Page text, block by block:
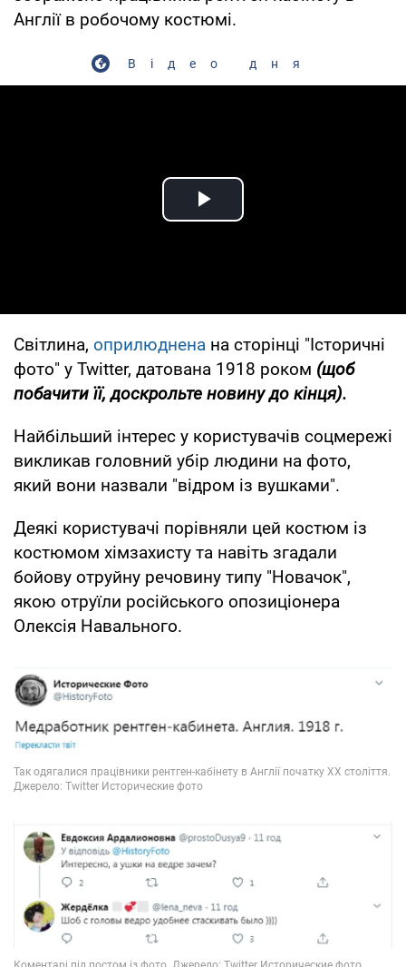
Англії в робочому костюмі.
Відео дня
Play Video
Світлина, оприлюднена на сторінці "Історичні
фото" у Twitter, датована 1918 роком (щоб
побачити її, доскрольте новину до кінця).
Найбільший інтерес у користувачів соцмережі
викликав головний убір людини на фото,
який вони назвали "відром із вушками".
Деякі користувачі порівняли цей костюм із
костюмом хімзахисту та навіть згадали
бойову отруйну речовину типу "Новачок",
якою отруїли російського опозиціонера
Олексія Навального.